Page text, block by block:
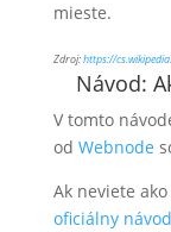
mieste.
Zdroj:https://
Návod:
V tomto
od Webnode
Ak neviete
oficiálny návod